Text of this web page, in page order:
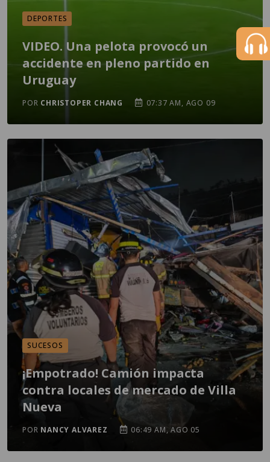
DEPORTES
VIDEO. Una pelota provocó un
accidente en pleno partido en
Uruguay
POR CHRISTOPER CHANG 07:37 AM, AGO 09
SUCESOS
¡Empotrado! Camión impacta
contra locales de mercado de Villa
Nueva
POR NANCY ALVAREZ 06:49 AM, AGO 05